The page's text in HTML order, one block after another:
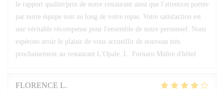
le rapport qualité/prix de notre restaurant ainsi que l'attention portée
par notre équipe tout au long de votre repas. Votre satisfaction est
une véritable récompense pour l'ensemble de notre personnel. Nous
espérons avoir le plaisir de vous accueillir de nouveau très
prochainement au restaurant L'Opale. L. Fornaro Maître d'hôtel
FLORENCE L